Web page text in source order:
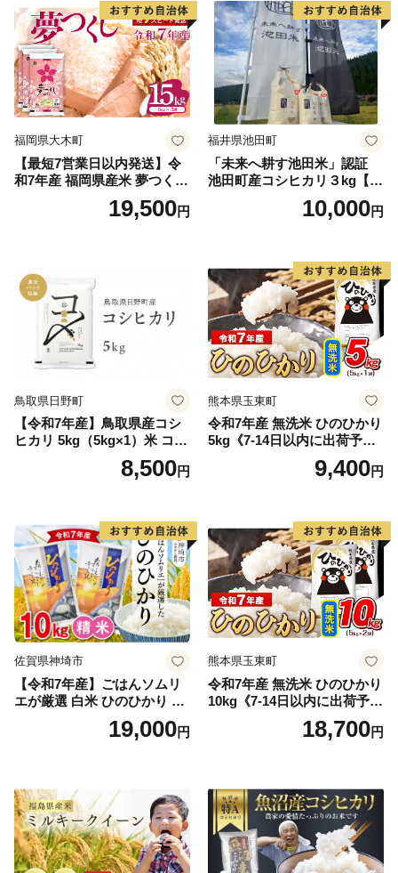
福岡県大木町
【最短7営業日以内発送】令
和7年産 福岡県産米 夢つくし
15kg 精米 ※北海道・沖縄・
19,500円
福井県池田町
「未来へ耕す池田米」認証
池田町産コシヒカリ３kg【お
1人様につき３セットまで】
10,000円
鳥取県日野町
【令和7年産】鳥取県産コシ
ヒカリ 5kg（5kg×1）米 コシ
ヒカリ こしひかり お米 白米
精米 5キロ おこめ こめ コメ
野町産 Elevation
8,500円
熊本県玉東町
令和7年産 無洗米 ひのひかり
5kg《7-14日以内に出荷予定
(土日祝除く)》コメ 米 無洗米
高レビュー｜人気米 熊本県
9,400円
佐賀県神埼市
【令和7年産】ごはんソムリ
エが厳選 白米 ひのひかり 10
米 10kg 5kg×2 ひのひかり ブ
19,000円
熊本県玉東町
令和7年産 無洗米 ひのひかり
10kg《7-14日以内に出荷予定
(土日祝除く)》コメ 米 無洗米
令和7年産 高レビュー｜人気
18,700円